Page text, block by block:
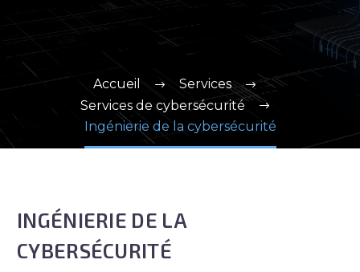
Accueil
Services
Services de cybersécurité
Ingénierie de la cybersécurité
INGÉNIERIE DE LA
CYBERSÉCURITÉ